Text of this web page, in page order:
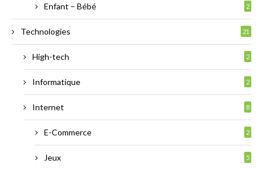
Enfant – Bébé 2
Technologies 21
High-tech 2
Informatique 2
Internet 8
E-Commerce 2
Jeux 5